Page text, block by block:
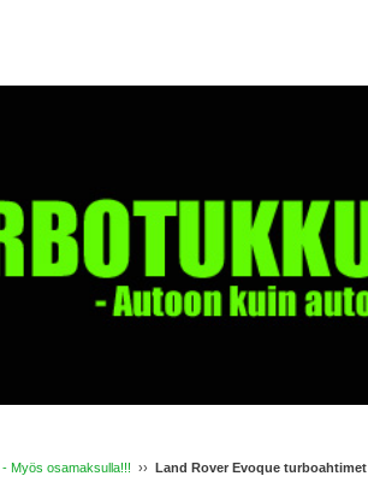
Myös osamaksulla!!! ›› Land Rover Evoque turboahtimet